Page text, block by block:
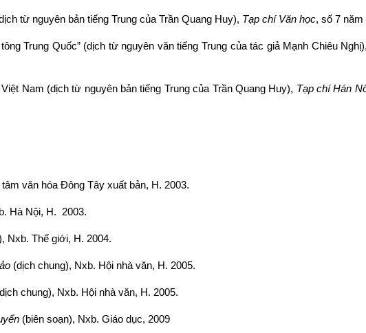
từ nguyên bản tiếng Trung của Trần Quang Huy), Tạp chí Văn học, số 7 năm
Trung Quốc” (dịch từ nguyên văn tiếng Trung của tác giả Mạnh Chiêu Nghị),
Nam (dịch từ nguyên bản tiếng Trung của Trần Quang Huy), Tạp chí Hán
văn hóa Đông Tây xuất bản, H. 2003.
Hà Nội, H. 2003.
Nxb. Thế giới, H. 2004.
(dịch chung), Nxb. Hội nhà văn, H. 2005.
chung), Nxb. Hội nhà văn, H. 2005.
(biên soạn), Nxb. Giáo dục, 2009